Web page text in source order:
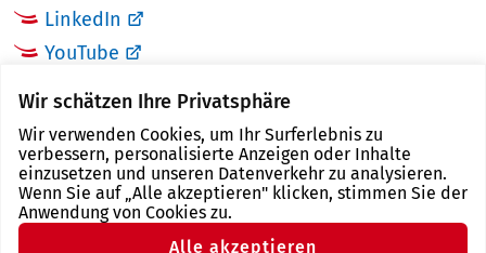
Wir schätzen Ihre Privatsphäre
Wir verwenden Cookies, um Ihr Surferlebnis zu
verbessern, personalisierte Anzeigen oder Inhalte
einzusetzen und unseren Datenverkehr zu analysieren.
Wenn Sie auf „Alle akzeptieren" klicken, stimmen Sie der
Anwendung von Cookies zu.
Alle akzeptieren
LinkedIn
YouTube
LINKS
Landkreis Zwickau
Tourismusregion Zwickau
Freistaat Sachsen